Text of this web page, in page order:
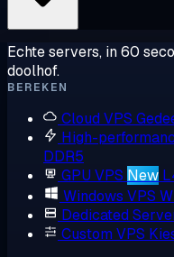
Echte servers, in 60
doolhof.
BEREKEN
Cloud VPS
High-
DDR5
GPU VPS New
Windows VPS
Dedicated
Custom VPS